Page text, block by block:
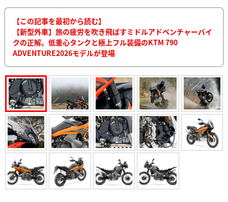
【この記事を最初から読む】
【新型外車】旅の疲労を吹き飛ばすミドルアドベンチャーバイ
クの正解。低重心タンクと極上フル装備のKTM 790
ADVENTURE2026モデルが登場